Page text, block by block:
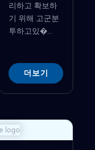
리하고 확보하
기 위해 고군분
투하고있�...
더보기